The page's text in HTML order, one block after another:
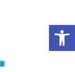
פתח סרגל נגישות